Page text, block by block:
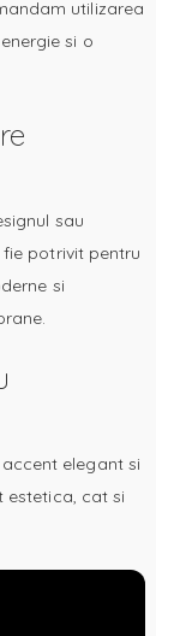
utilizarea
si o
sau
potrivit pentru
si
elegant si
estetica, cat si